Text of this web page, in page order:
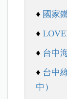
♦ 國家
♦
♦ 台中
♦ 台中
中）